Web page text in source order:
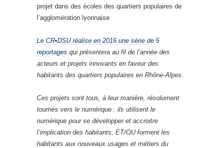
projet dans des écoles des quartiers populaires de
l’agglomération lyonnaise.
Le CR•DSU réalise en 2016 une série de 5
reportages qui présentera au fil de l’année des
acteurs et projets innovants en faveur des
habitants des quartiers populaires en Rhône-Alpes.
Ces projets sont tous, à leur manière, résolument
tournés vers le numérique : ils utilisent le
numérique pour se développer et accroitre
l’implication des habitants, ET/OU forment les
habitants aux nouveaux usages et métiers du